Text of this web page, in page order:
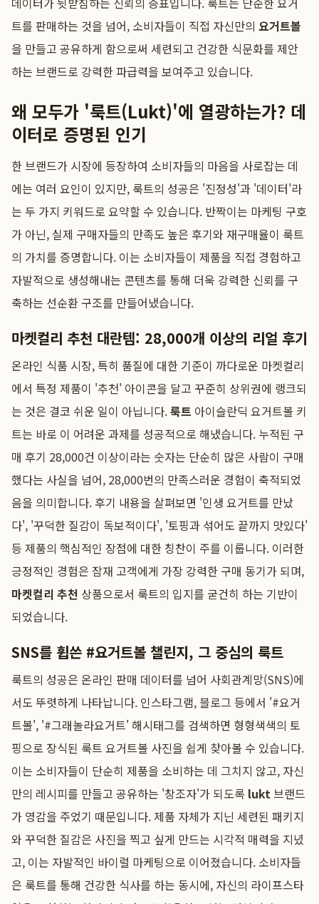
트를 판매하는 것을 넘어, 소비자들이 직접 자신만의 요거트볼
을 만들고 공유하게 함으로써 세련되고 건강한 식문화를 제안
하는 브랜드로 강력한 파급력을 보여주고 있습니다.
왜 모두가 '룩트(Lukt)'에 열광하는가? 데
이터로 증명된 인기
한 브랜드가 시장에 등장하여 소비자들의 마음을 사로잡는 데
에는 여러 요인이 있지만, 룩트의 성공은 '진정성'과 '데이터'라
는 두 가지 키워드로 요약할 수 있습니다. 반짝이는 마케팅 구호
가 아닌, 실제 구매자들의 만족도 높은 후기와 재구매율이 룩트
의 가치를 증명합니다. 이는 소비자들이 제품을 직접 경험하고
자발적으로 생성해내는 콘텐츠를 통해 더욱 강력한 신뢰를 구
축하는 선순환 구조를 만들어냈습니다.
마켓컬리 추천 대란템: 28,000개 이상의 리얼 후기
온라인 식품 시장, 특히 품질에 대한 기준이 까다로운 마켓컬리
에서 특정 제품이 '추천' 아이콘을 달고 꾸준히 상위권에 랭크되
는 것은 결코 쉬운 일이 아닙니다.룩트 아이슬란딕 요거트볼 키
트는 바로 이 어려운 과제를 성공적으로 해냈습니다. 누적된 구
매 후기 28,000건 이상이라는 숫자는 단순히 많은 사람이 구매
했다는 사실을 넘어, 28,000번의 만족스러운 경험이 축적되었
음을 의미합니다. 후기 내용을 살펴보면 '인생 요거트를 만났
다', '꾸덕한 질감이 독보적이다', '토핑과 섞어도 끝까지 맛있다'
등 제품의 핵심적인 장점에 대한 칭찬이 주를 이룹니다. 이러한
긍정적인 경험은 잠재 고객에게 가장 강력한 구매 동기가 되며,
마켓컬리 추천 상품으로서 룩트의 입지를 굳건히 하는 기반이
되었습니다.
SNS를 휩쓴 #요거트볼 챌린지, 그 중심의 룩트
룩트의 성공은 온라인 판매 데이터를 넘어 사회관계망(SNS)에
서도 뚜렷하게 나타납니다. 인스타그램, 블로그 등에서 '#요거
트볼', '#그래놀라요거트' 해시태그를 검색하면 형형색색의 토
핑으로 장식된 룩트 요거트볼 사진을 쉽게 찾아볼 수 있습니다.
이는 소비자들이 단순히 제품을 소비하는 데 그치지 않고, 자신
만의 레시피를 만들고 공유하는 '창조자'가 되도록 lukt브랜드
가 영감을 주었기 때문입니다. 제품 자체가 지닌 세련된 패키지
와 꾸덕한 질감은 사진을 찍고 싶게 만드는 시각적 매력을 지녔
고, 이는 자발적인 바이럴 마케팅으로 이어졌습니다. 소비자들
은 룩트를 통해 건강한 식사를 하는 동시에, 자신의 라이프스타